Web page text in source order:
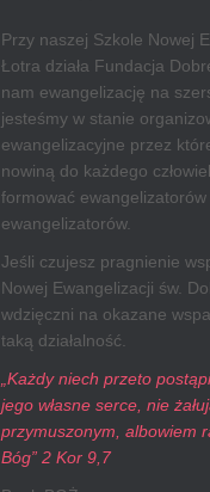
Przy naszej Szkole Nowej
Łotra działa Fundacja
nam ewangelizację na
jesteśmy w stanie
ewangelizacyjne przez
nowiną do każdego
formować
ewangelizatorów.
Jeśli czujesz pragnienie
Nowej Ewangelizacji św.
wdzięczni na okazane
taką działalność.
„Każdy niech przeto
jego własne serce, nie
przymuszonym, albowiem
Bóg” 2 Kor 9,7